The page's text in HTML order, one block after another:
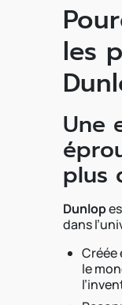
les
Une
plus
Dunlop
dans
Créée
le